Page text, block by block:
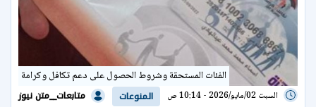
الفئات المستحقة وشروط الحصول على دعم تكافل وكرامة
السبت 02/مايو/2026 - 10:14 ص المنوعات متابعات__متن نيوز